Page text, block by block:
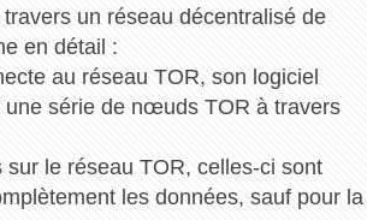
un réseau décentralisé de
en détail :
au réseau TOR, son logiciel
série de nœuds TOR à travers
le réseau TOR, celles-ci sont
les données, sauf pour la